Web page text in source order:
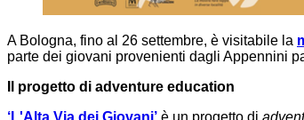
A Bologna, fino al 26 settembre, è visitabile la
parte dei giovani provenienti dagli Appennini
Il progetto di adventure education